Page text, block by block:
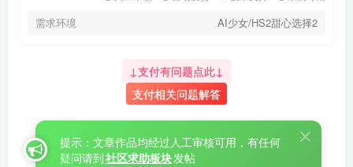
需求环境 AI少女/HS2甜心选择2
↓支付有问题点此↓
支付相关问题解答
提示：文章作品均经过人工审核可用，有任何
疑问请到社区求助板块发帖